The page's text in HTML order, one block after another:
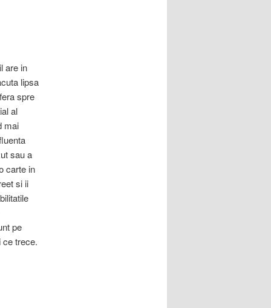
are in
lipsa
spre
al
mai
sau a
carte in
si ii
pe
ce trece.